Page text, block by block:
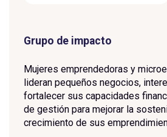
Grupo de impacto
Mujeres emprendedoras y
lideran pequeños negocios,
fortalecer sus capacidades
de gestión para mejorar la
crecimiento de sus